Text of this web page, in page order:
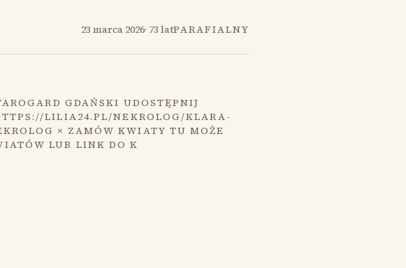
23 marca 2026· 73 latPARAFIALNY
GDAŃSKI UDOSTĘPNIJ
LILIA24.PL/NEKROLOG/KLARA-
× ZAMÓW KWIATY TU MOŻE
LUB LINK DO K